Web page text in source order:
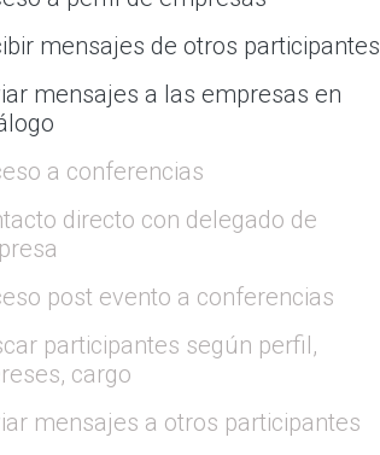
mensajes de otros participantes
mensajes a las empresas en
a conferencias
directo con delegado de
post evento a conferencias
participantes según perfil,
cargo
mensajes a otros participantes